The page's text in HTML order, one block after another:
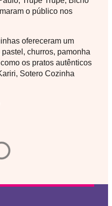
o público nos
ofereceram um
churros, pamonha
os pratos autênticos
Sotero Cozinha